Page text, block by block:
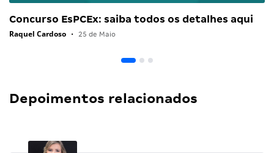
Concurso EsPCEx: saiba todos os detalhes aqui
Raquel Cardoso • 25 de Maio
Depoimentos relacionados